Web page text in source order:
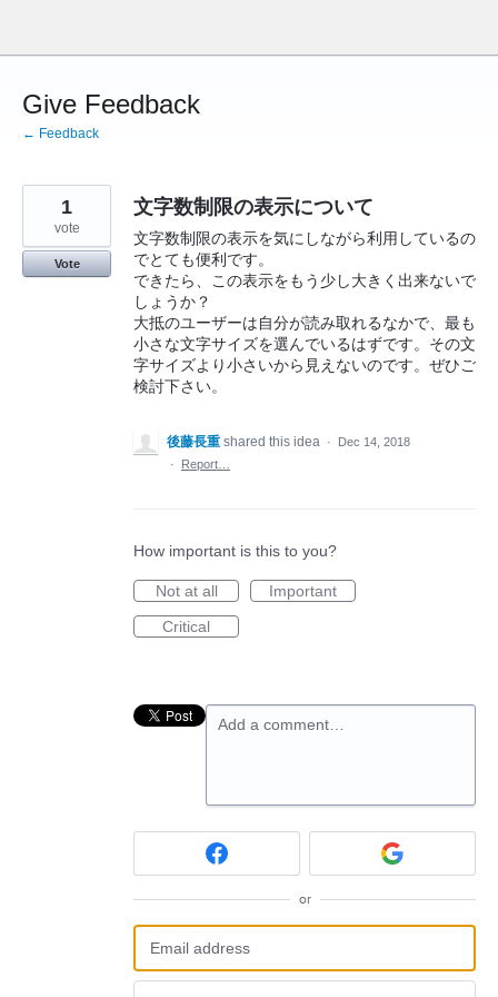
content
Give Feedback
← Feedback
文字数制限の表示について
文字数制限の表示を気にしながら利用しているの
でとても便利です。
できたら、この表示をもう少し大きく出来ないで
しょうか？
大抵のユーザーは自分が読み取れるなかで、最も
小さな文字サイズを選んでいるはずです。その文
字サイズより小さいから見えないのです。ぜひご
検討下さい。
1
vote
Vote
後藤長重 shared this idea ·
Dec 14, 2018
·
Report…
How important is this to you?
Not at all
Important
Critical
Add a comment…
or